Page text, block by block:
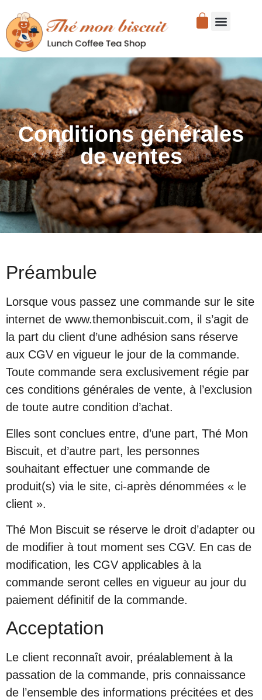
Conditions générales
de ventes
Préambule
Lorsque vous passez une commande sur le site
internet de www.themonbiscuit.com, il s’agit de
la part du client d’une adhésion sans réserve
aux CGV en vigueur le jour de la commande.
Toute commande sera exclusivement régie par
ces conditions générales de vente, à l’exclusion
de toute autre condition d’achat.
Elles sont conclues entre, d’une part, Thé Mon
Biscuit, et d’autre part, les personnes
souhaitant effectuer une commande de
produit(s) via le site, ci-après dénommées « le
client ».
Thé Mon Biscuit se réserve le droit d’adapter ou
de modifier à tout moment ses CGV. En cas de
modification, les CGV applicables à la
commande seront celles en vigueur au jour du
paiement définitif de la commande.
Acceptation
Le client reconnaît avoir, préalablement à la
passation de la commande, pris connaissance
de l’ensemble des informations précitées et des